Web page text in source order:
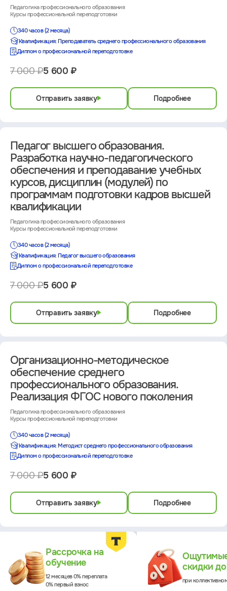
Педагогика профессионального образования
Курсы профессиональной переподготовки
340 часов (2 месяца)
Квалификация: Преподаватель среднего профессионального образования
Диплом о профессиональной переподготовке
7 000 ₽5 600 ₽
Отправить заявку Подробнее
Педагог высшего образования.
Разработка научно-педагогического
обеспечения и преподавание учебных
курсов, дисциплин (модулей) по
программам подготовки кадров высшей
квалификации
Педагогика профессионального образования
Курсы профессиональной переподготовки
340 часов (2 месяца)
Квалификация: Педагог высшего образования
Диплом о профессиональной переподготовке
7 000 ₽5 600 ₽
Отправить заявку Подробнее
Организационно-методическое
обеспечение среднего
профессионального образования.
Реализация ФГОС нового поколения
Педагогика профессионального образования
Курсы профессиональной переподготовки
340 часов (2 месяца)
Квалификация: Методист среднего профессионального образования
Диплом о профессиональной переподготовке
7 000 ₽5 600 ₽
Отправить заявку Подробнее
Рассрочка на
обучение
12 месяцев 0% переплата
0% первый взнос
скидки
при